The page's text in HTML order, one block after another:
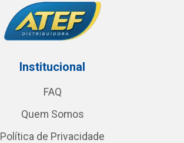
Institucional
FAQ
Quem Somos
Política de Privacidade